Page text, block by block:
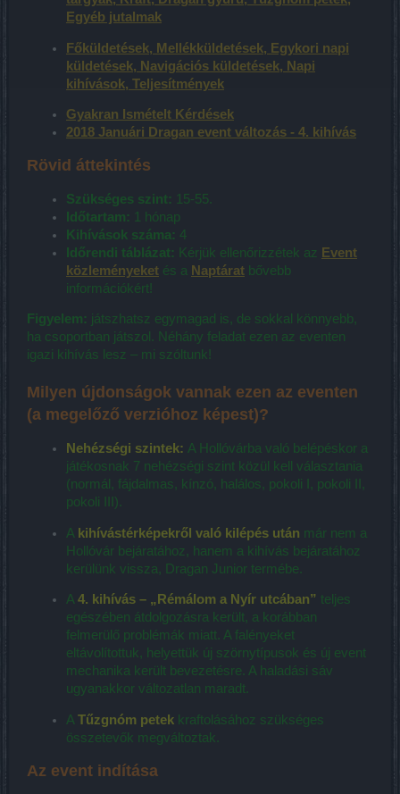
Egyéb jutalmak
Főküldetések, Mellékküldetések, Egykori napi
küldetések, Navigációs küldetések, Napi
kihívások, Teljesítmények
Gyakran Ismételt Kérdések
2018 Januári Dragan event változás - 4. kihívás
Rövid áttekintés
Szükséges szint: 15-55.
Időtartam: 1 hónap
Kihívások száma: 4
Időrendi táblázat: Kérjük ellenőrizzétek az Event
közleményeket és a Naptárat bővebb
információkért!
Figyelem: játszhatsz egymagad is, de sokkal könnyebb,
ha csoportban játszol. Néhány feladat ezen az eventen
igazi kihívás lesz – mi szóltunk!
Milyen újdonságok vannak ezen az eventen
(a megelőző verzióhoz képest)?
Nehézségi szintek: A Hollóvárba való belépéskor a
játékosnak 7 nehézségi szint közül kell választania
(normál, fájdalmas, kínzó, halálos, pokoli I, pokoli II,
pokoli III).
A kihívástérképekről való kilépés után már nem a
Hollóvár bejáratához, hanem a kihívás bejáratához
kerülünk vissza, Dragan Junior termébe.
A4. kihívás – „Rémálom a Nyír utcában” teljes
egészében átdolgozásra került, a korábban
felmerülő problémák miatt. A falényeket
eltávolítottuk, helyettük új szörnytípusok és új event
mechanika került bevezetésre. A haladási sáv
ugyanakkor változatlan maradt.
A Tűzgnóm petek kraftolásához szükséges
összetevők megváltoztak.
Az event indítása